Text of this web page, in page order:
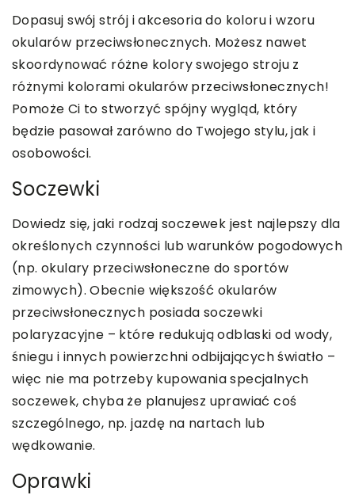
Dopasuj swój strój i akcesoria do koloru i wzoru
okularów przeciwsłonecznych. Możesz nawet
skoordynować różne kolory swojego stroju z
różnymi kolorami okularów przeciwsłonecznych!
Pomoże Ci to stworzyć spójny wygląd, który
będzie pasował zarówno do Twojego stylu, jak i
osobowości.
Soczewki
Dowiedz się, jaki rodzaj soczewek jest najlepszy dla
określonych czynności lub warunków pogodowych
(np. okulary przeciwsłoneczne do sportów
zimowych). Obecnie większość okularów
przeciwsłonecznych posiada soczewki
polaryzacyjne – które redukują odblaski od wody,
śniegu i innych powierzchni odbijających światło –
więc nie ma potrzeby kupowania specjalnych
soczewek, chyba że planujesz uprawiać coś
szczególnego, np. jazdę na nartach lub
wędkowanie.
Oprawki